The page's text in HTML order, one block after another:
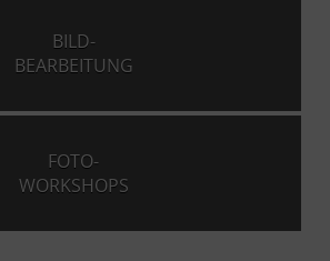
BILD-
BEARBEITUNG
FOTO-
WORKSHOPS